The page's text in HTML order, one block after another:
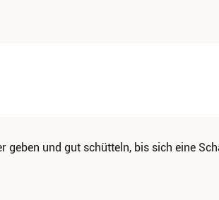
geben und gut schütteln, bis sich eine